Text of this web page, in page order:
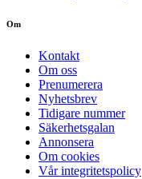
Om
Kontakt
Om oss
Prenumerera
Nyhetsbrev
Tidigare nummer
Säkerhetsgalan
Annonsera
Om cookies
Vår integritetspolicy